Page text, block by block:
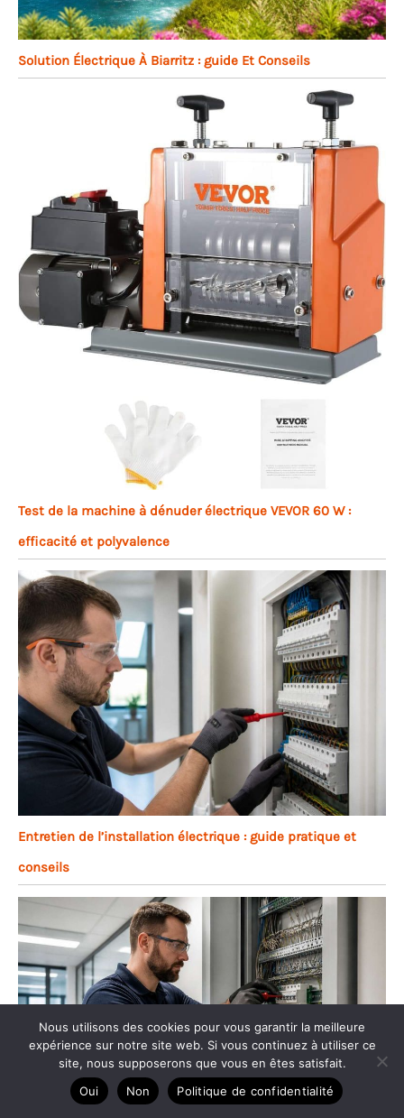
Solution Électrique À Biarritz : guide Et Conseils
Test de la machine à dénuder électrique VEVOR 60 W :
efficacité et polyvalence
Entretien de l’installation électrique : guide pratique et
conseils
Nous utilisons des cookies pour vous garantir la meilleure
expérience sur notre site web. Si vous continuez à utiliser ce
site, nous supposerons que vous en êtes satisfait.
Oui
Non Politique de confidentialité